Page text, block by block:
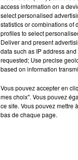
access information on a
select personalised
statistics or combinations of
profiles to select
Deliver and present
data such as IP address
requested; Use precise
based on information
Vous pouvez accepter en
mes choix". Vous pouvez
ce site. Vous pouvez mettre
bas de chaque page.